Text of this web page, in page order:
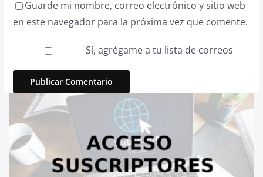
Guarde mi nombre, correo electrónico y sitio web
en este navegador para la próxima vez que comente.
Sí, agrégame a tu lista de correos